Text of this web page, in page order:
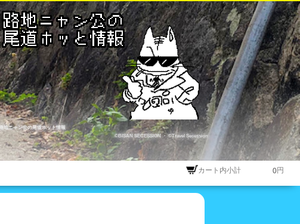
路地ニャン公の尾道ホット情報
©BISAN SECESSION・ ©Travel Secession
カート内小計 円